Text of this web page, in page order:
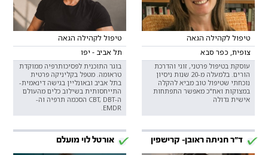
טיפול לקהילה הגאה
צופית, כפר סבא
עוסקת בטיפול פרטני, זוגי והדרכת
הורים. בלמעלה מ-20 שנות ניסיון
נוכחתי שטיפול טוב מביא להקלה
במצוקות ואח"כ מאפשר התפתחות
אישית גדולה
טיפול לקהילה הגאה
תל אביב - יפו
בוגר התוכנית לפסיכותרפיה ממוקדת
טראומה. מטפל בקליניקה פרטית
בתל אביב ובאונליין בגישה דינאמית-
התייחסותית בשילוב כלים מהעולם
ה-CBT, DBT הסכמה תרפיה וה-
EMDR.
ד"ר חניתה ראובן- קרישפין אורטל לוי מועלם